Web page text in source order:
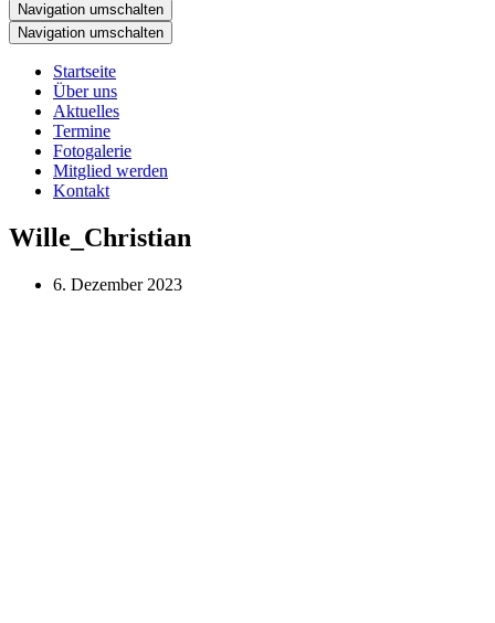
Navigation umschalten
Navigation umschalten
Startseite
Über uns
Aktuelles
Termine
Fotogalerie
Mitglied werden
Kontakt
Wille_Christian
6. Dezember 2023